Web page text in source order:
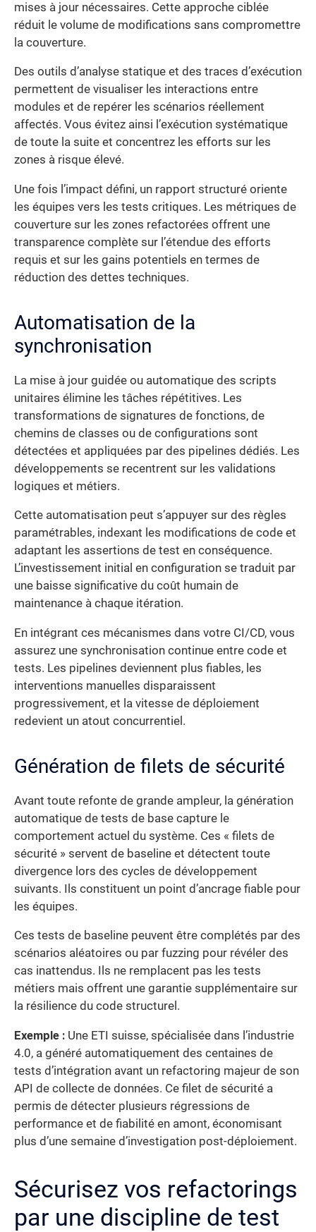
mises à jour nécessaires. Cette approche ciblée
réduit le volume de modifications sans compromettre
la couverture.
Des outils d’analyse statique et des traces d’exécution
permettent de visualiser les interactions entre
modules et de repérer les scénarios réellement
affectés. Vous évitez ainsi l’exécution systématique
de toute la suite et concentrez les efforts sur les
zones à risque élevé.
Une fois l’impact défini, un rapport structuré oriente
les équipes vers les tests critiques. Les métriques de
couverture sur les zones refactorées offrent une
transparence complète sur l’étendue des efforts
requis et sur les gains potentiels en termes de
réduction des dettes techniques.
Automatisation de la
synchronisation
La mise à jour guidée ou automatique des scripts
unitaires élimine les tâches répétitives. Les
transformations de signatures de fonctions, de
chemins de classes ou de configurations sont
détectées et appliquées par des pipelines dédiés. Les
développements se recentrent sur les validations
logiques et métiers.
Cette automatisation peut s’appuyer sur des règles
paramétrables, indexant les modifications de code et
adaptant les assertions de test en conséquence.
L’investissement initial en configuration se traduit par
une baisse significative du coût humain de
maintenance à chaque itération.
En intégrant ces mécanismes dans votre CI/CD, vous
assurez une synchronisation continue entre code et
tests. Les pipelines deviennent plus fiables, les
interventions manuelles disparaissent
progressivement, et la vitesse de déploiement
redevient un atout concurrentiel.
Génération de filets de sécurité
Avant toute refonte de grande ampleur, la génération
automatique de tests de base capture le
comportement actuel du système. Ces « filets de
sécurité » servent de baseline et détectent toute
divergence lors des cycles de développement
suivants. Ils constituent un point d’ancrage fiable pour
les équipes.
Ces tests de baseline peuvent être complétés par des
scénarios aléatoires ou par fuzzing pour révéler des
cas inattendus. Ils ne remplacent pas les tests
métiers mais offrent une garantie supplémentaire sur
la résilience du code structurel.
Exemple : Une ETI suisse, spécialisée dans l’industrie
4.0, a généré automatiquement des centaines de
tests d’intégration avant un refactoring majeur de son
API de collecte de données. Ce filet de sécurité a
permis de détecter plusieurs régressions de
performance et de fiabilité en amont, économisant
plus d’une semaine d’investigation post-déploiement.
Sécurisez vos refactorings
par une discipline de test